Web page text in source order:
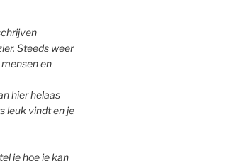
Steeds weer
en
hier helaas
leuk vindt en je
je hoe je kan